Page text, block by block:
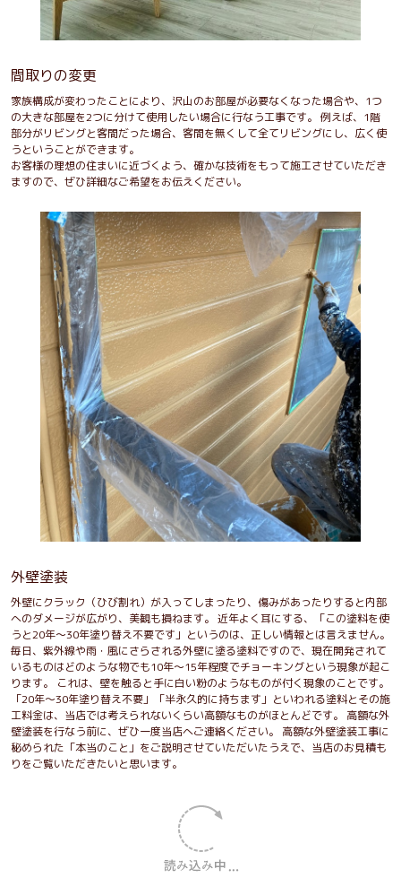
間取りの変更
家族構成が変わったことにより、沢山のお部屋が必要なくなった場合や、1つ
の大きな部屋を2つに分けて使用したい場合に行なう工事です。 例えば、1階
部分がリビングと客間だった場合、客間を無くして全てリビングにし、広く使
うということができます。
お客様の理想の住まいに近づくよう、確かな技術をもって施工させていただき
ますので、ぜひ詳細なご希望をお伝えください。
外壁塗装
外壁にクラック（ひび割れ）が入ってしまったり、傷みがあったりすると内部
へのダメージが広がり、美観も損ねます。 近年よく耳にする、「この塗料を使
うと20年～30年塗り替え不要です」というのは、正しい情報とは言えません。
毎日、紫外線や雨・風にさらされる外壁に塗る塗料ですので、現在開発されて
いるものはどのような物でも10年～15年程度でチョーキングという現象が起こ
ります。 これは、壁を触ると手に白い粉のようなものが付く現象のことです。
「20年～30年塗り替え不要」「半永久的に持ちます」といわれる塗料とその施
工料金は、当店では考えられないくらい高額なものがほとんどです。 高額な外
壁塗装を行なう前に、ぜひ一度当店へご連絡ください。 高額な外壁塗装工事に
秘められた「本当のこと」をご説明させていただいたうえで、当店のお見積も
りをご覧いただきたいと思います。